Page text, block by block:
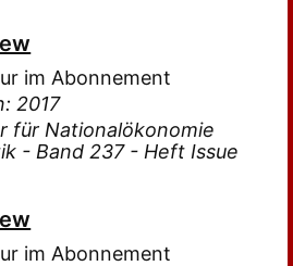
im Abonnement
2017
für Nationalökonomie
- Band 237 - Heft Issue
im Abonnement